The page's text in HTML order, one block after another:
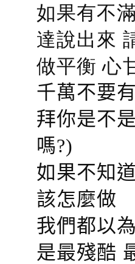
如果有不
達說出來
做平衡 心
千萬不要
拜你是不
嗎?)
如果不知
該怎麼做
我們都以
是最殘酷